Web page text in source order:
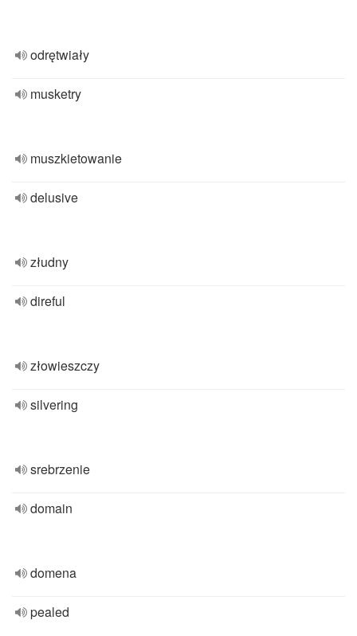
odrętwiały
musketry
muszkietowanie
delusive
złudny
direful
złowieszczy
silvering
srebrzenie
domain
domena
pealed